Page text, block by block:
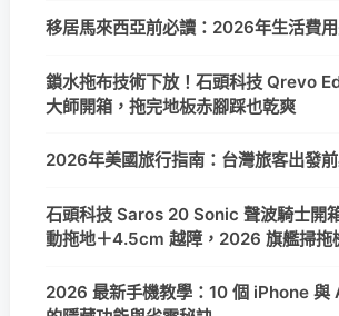
移居馬來西亞前必讀：2026年生活費
鎖水拖布技術下放！石頭科技 Qrevo
大師開箱，拖完地板赤腳踩也乾爽
2026年美國旅行指南：台灣旅客出發
石頭科技 Saros 20 Sonic 聲波騎士開
動拖地＋4.5cm 越障，2026 旗艦掃拖
2026 最新手機教學：10 個 iPhone